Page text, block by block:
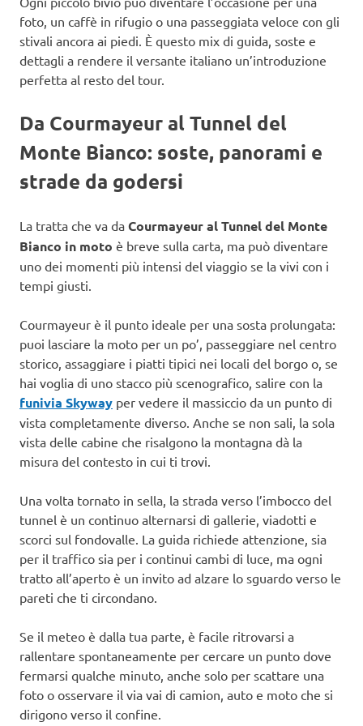
foto, un caffè in rifugio o una passeggiata veloce con gli
stivali ancora ai piedi. È questo mix di guida, soste e
dettagli a rendere il versante italiano un’introduzione
perfetta al resto del tour.
Da Courmayeur al Tunnel del
Monte Bianco: soste, panorami e
strade da godersi
La tratta che va da Courmayeur al Tunnel del Monte
Bianco in moto è breve sulla carta, ma può diventare
uno dei momenti più intensi del viaggio se la vivi con i
tempi giusti.
Courmayeur è il punto ideale per una sosta prolungata:
puoi lasciare la moto per un po’, passeggiare nel centro
storico, assaggiare i piatti tipici nei locali del borgo o, se
hai voglia di uno stacco più scenografico, salire con la
funivia Skyway per vedere il massiccio da un punto di
vista completamente diverso. Anche se non sali, la sola
vista delle cabine che risalgono la montagna dà la
misura del contesto in cui ti trovi.
Una volta tornato in sella, la strada verso l’imbocco del
tunnel è un continuo alternarsi di gallerie, viadotti e
scorci sul fondovalle. La guida richiede attenzione, sia
per il traffico sia per i continui cambi di luce, ma ogni
tratto all’aperto è un invito ad alzare lo sguardo verso le
pareti che ti circondano.
Se il meteo è dalla tua parte, è facile ritrovarsi a
rallentare spontaneamente per cercare un punto dove
fermarsi qualche minuto, anche solo per scattare una
foto o osservare il via vai di camion, auto e moto che si
dirigono verso il confine.